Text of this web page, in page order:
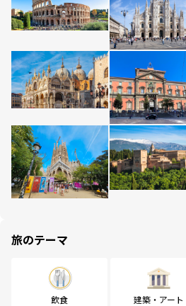
旅のテーマ
飲食 建築・アート